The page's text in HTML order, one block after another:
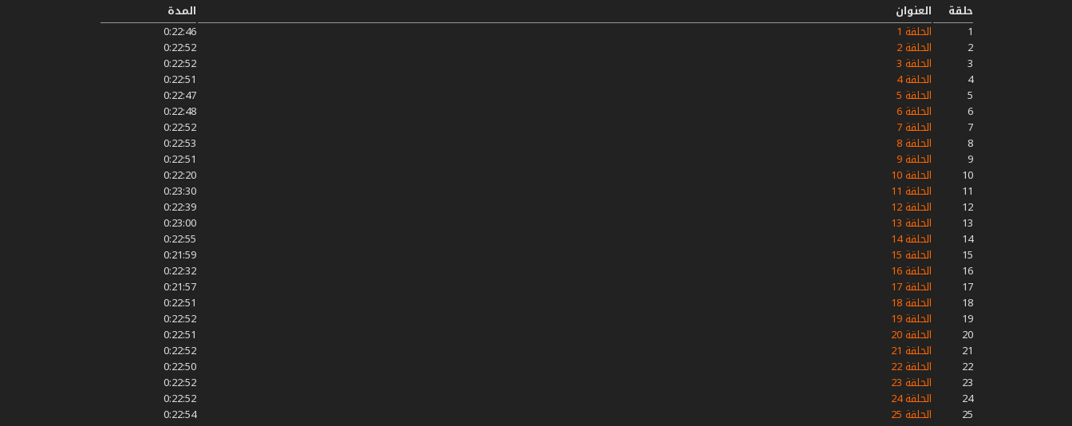
حلقة العنوان
المدة
1
الحلقة 1
0:22:46
2
الحلقة 2
0:22:52
3
الحلقة 3
0:22:52
4
الحلقة 4
0:22:51
5
الحلقة 5
0:22:47
6
الحلقة 6
0:22:48
7
الحلقة 7
0:22:52
8
الحلقة 8
0:22:53
9
الحلقة 9
0:22:51
10
الحلقة 10
0:22:20
11
الحلقة 11
0:23:30
12
الحلقة 12
0:22:39
13
الحلقة 13
0:23:00
14
الحلقة 14
0:22:55
15
الحلقة 15
0:21:59
16
الحلقة 16
0:22:32
17
الحلقة 17
0:21:57
18
الحلقة 18
0:22:51
19
الحلقة 19
0:22:52
20
الحلقة 20
0:22:51
21
الحلقة 21
0:22:52
22
الحلقة 22
0:22:50
23
الحلقة 23
0:22:52
24
الحلقة 24
0:22:52
25
الحلقة 25
0:22:54